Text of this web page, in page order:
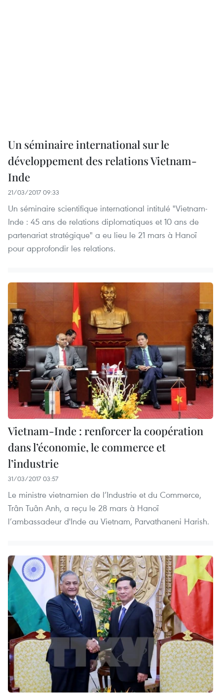
Un séminaire international sur le
développement des relations Vietnam-
Inde
21/03/2017 09:33
Un séminaire scientifique international intitulé "Vietnam-
Inde : 45 ans de relations diplomatiques et 10 ans de
partenariat stratégique" a eu lieu le 21 mars à Hanoï
pour approfondir les relations.
Vietnam-Inde : renforcer la coopération
dans l’économie, le commerce et
l’industrie
31/03/2017 03:57
Le ministre vietnamien de l’Industrie et du Commerce,
Trân Tuân Anh, a reçu le 28 mars à Hanoï
l’ambassadeur d'Inde au Vietnam, Parvathaneni Harish.